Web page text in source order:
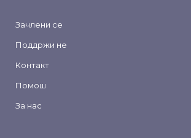
Зачлени се
Поддржи не
Контакт
Помош
За нас